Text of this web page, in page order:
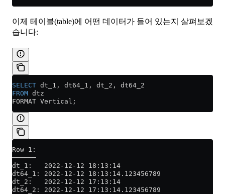
이제 테이블(table)에 어떤 데이터가 들어 있는지 살펴보겠
습니다:
SELECT dt_1, dt64_1, dt_2, dt64_2
FROM dtz
FORMAT Vertical;
Row 1:
──────
dt_1:   2022-12-12 18:13:14
dt64_1: 2022-12-12 18:13:14.123456789
dt_2:   2022-12-12 17:13:14
dt64_2: 2022-12-12 17:13:14.123456789